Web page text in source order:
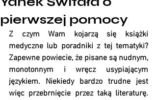
pierwszej pomocy
Z czym Wam kojarzą się książki
medyczne lub poradniki z tej tematyki?
Zapewne powiecie, że pisane są nudnym,
monotonnym i wręcz usypiającym
językiem. Niekiedy bardzo trudne jest
więc przebrnięcie przez taką literaturę.